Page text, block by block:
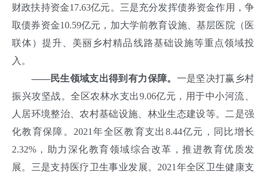
财政扶持资金17.63亿元。三是充分发挥债券资金作用，争
取债券资金10.59亿元，加大学前教育设施、基层医院（医
联体）提升、美丽乡村精品线路基础设施等重点领域投
入。
——民生领域支出得到有力保障。 一是坚决打赢乡村
振兴攻坚战。全区农林水支出9.06亿元，用于中小河流、
人居环境整治、农村基础设施、林业生态建设等。二是强
化教育保障。2021年全区教育支出8.44亿元，同比增长
2.32%，助力深化教育领域综合改革，推进教育优质发
展。三是支持医疗卫生事业发展。2021年全区卫生健康支